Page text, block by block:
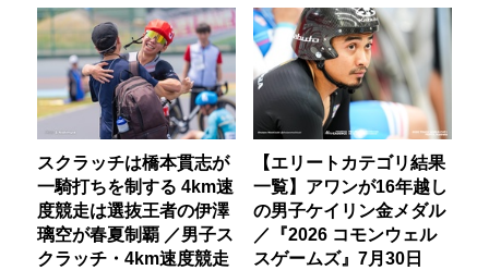
スクラッチは橋本貫志が
一騎打ちを制する 4km速
度競走は選抜王者の伊澤
璃空が春夏制覇 ／男子ス
クラッチ・4km速度競走
【エリートカテゴリ結果
一覧】アワンが16年越し
の男子ケイリン金メダル
／『2026 コモンウェル
スゲームズ』7月30日